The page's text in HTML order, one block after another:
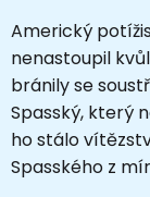
Americký
nenastoupil
bránily se
Spasský, který
ho stálo
Spasského z